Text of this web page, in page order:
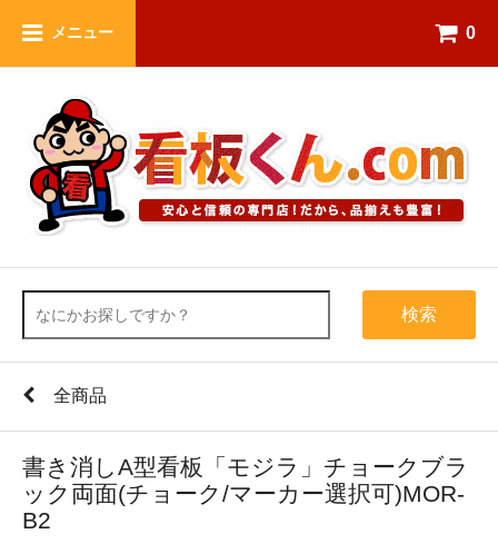
メニュー 0
検索
全商品
書き消しA型看板「モジラ」チョークブラ
ック両面(チョーク/マーカー選択可)MOR-
B2